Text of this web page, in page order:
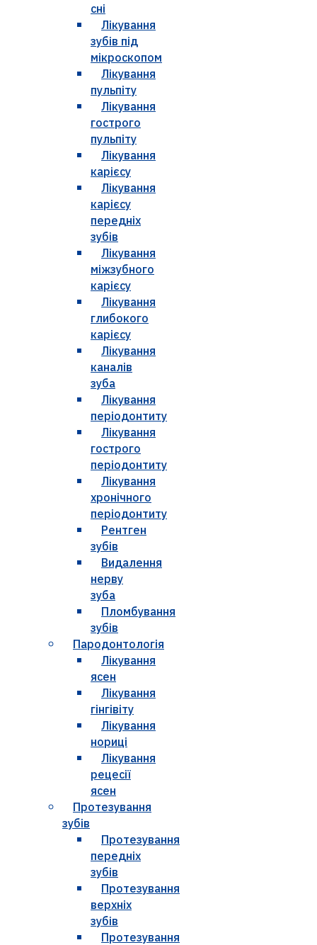
сні
Лікування
зубів під
мікроскопом
Лікування
пульпіту
Лікування
гострого
пульпіту
Лікування
карієсу
Лікування
карієсу
передніх
зубів
Лікування
міжзубного
карієсу
Лікування
глибокого
карієсу
Лікування
каналів
зуба
Лікування
періодонтиту
Лікування
гострого
періодонтиту
Лікування
хронічного
періодонтиту
Рентген
зубів
Видалення
нерву
зуба
Пломбування
зубів
Пародонтологія
Лікування
ясен
Лікування
гінгівіту
Лікування
нориці
Лікування
рецесії
ясен
Протезування
зубів
Протезування
передніх
зубів
Протезування
верхніх
зубів
Протезування